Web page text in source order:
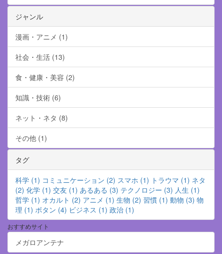
ジャンル
漫画・アニメ (1)
社会・生活 (13)
食・健康・美容 (2)
知識・技術 (6)
ネット・ネタ (8)
その他 (1)
タグ
科学 (1) コミュニケーション (2) スマホ (1) トラウマ (1) ネタ
(2) 化学 (1) 交友 (1) あるある (3) テクノロジー (3) 人生 (1)
哲学 (1) オカルト (2) アニメ (1) 生物 (2) 習慣 (1) 動物 (3) 物
理 (1) ボタン (4) ビジネス (1) 政治 (1)
おすすめサイト
メガロアンテナ